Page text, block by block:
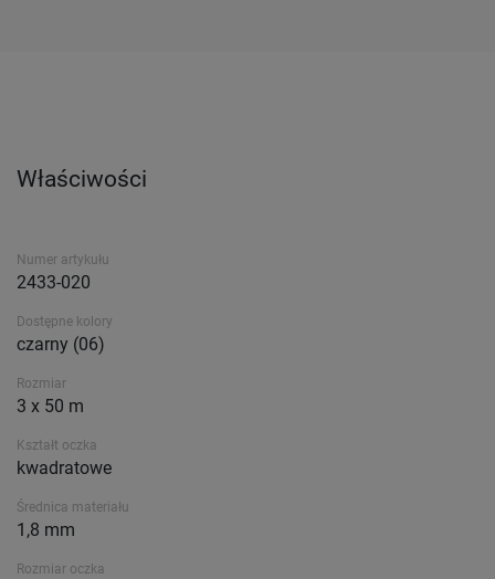
Właściwości
Numer artykułu
2433-020
Dostępne kolory
czarny (06)
Rozmiar
3 x 50 m
Kształt oczka
kwadratowe
Średnica materiału
1,8 mm
Rozmiar oczka